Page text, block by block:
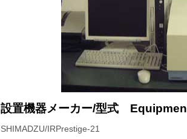
設置機器メーカー/型式
SHIMADZU/IRPrestige-21